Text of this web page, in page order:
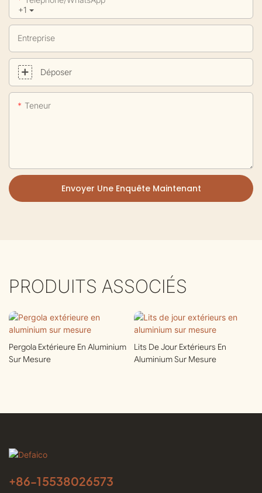
+1
Entreprise
Déposer
Teneur
Envoyer Une Enquête Maintenant
PRODUITS ASSOCIÉS
Pergola Extérieure En Aluminium
Sur Mesure
Lits De Jour Extérieurs En
Aluminium Sur Mesure
+86-15538026573